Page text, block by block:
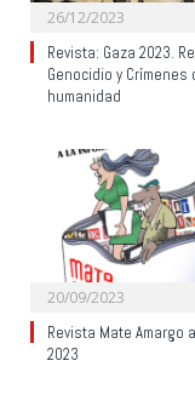
26/12/2023
Revista: Gaza 2023.
Genocidio y Crímenes
humanidad
20/09/2023
Revista Mate Amargo
2023